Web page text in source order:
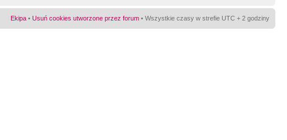
Ekipa • Usuń cookies utworzone przez forum • Wszystkie czasy w strefie UTC + 2 godziny